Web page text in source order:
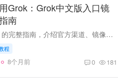
Grok：Grok中文版入口镜
南
国内使用 Grok 的完整指南，介绍官方渠道、镜像入口、使用限制、账号条件与替代方案，帮助你快速找到适合自己的 Grok 中文使用方式。
程
8个月前 0 181